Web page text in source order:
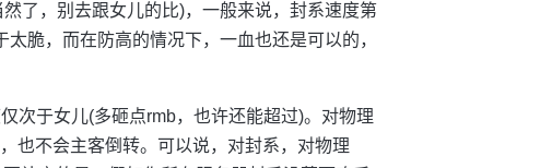
了，别去跟女儿的比)，一般来说，封系速度第
脆，而在防高的情况下，一血也还是可以的，
次于女儿(多砸点rmb，也许还能超过)。对物理
也不会主客倒转。可以说，对封系，对物理